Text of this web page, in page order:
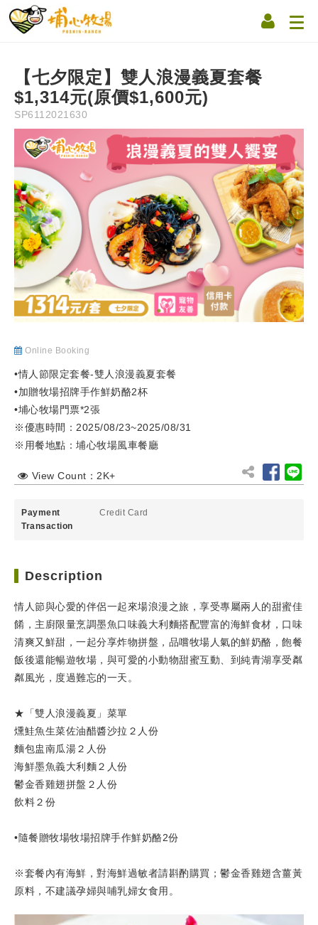
Description Information Precaution
【七夕限定】雙人浪漫義夏套餐
$1,314元(原價$1,600元)
SP6112021630
Online Booking
•情人節限定套餐-雙人浪漫義夏套餐
•加贈牧場招牌手作鮮奶酪2杯
•埔心牧場門票*2張
※優惠時間：2025/08/23~2025/08/31
※用餐地點：埔心牧場風車餐廳
View Count：2K+
Payment
Transaction
Credit Card
Description
情人節與心愛的伴侶一起來場浪漫之旅，享受專屬兩人的甜蜜佳
餚，主廚限量烹調墨魚口味義大利麵搭配豐富的海鮮食材，口味
清爽又鮮甜，一起分享炸物拼盤，品嚐牧場人氣的鮮奶酪，飽餐
飯後還能暢遊牧場，與可愛的小動物甜蜜互動、到純青湖享受粼
粼風光，度過難忘的一天。
★「雙人浪漫義夏」菜單
燻鮭魚生菜佐油醋醬沙拉２人份
麵包盅南瓜湯２人份
海鮮墨魚義大利麵２人份
鬱金香雞翅拼盤２人份
飲料２份
•隨餐贈牧場牧場招牌手作鮮奶酪2份
※套餐內有海鮮，對海鮮過敏者請斟酌購買；鬱金香雞翅含薑黃
原料，不建議孕婦與哺乳婦女食用。